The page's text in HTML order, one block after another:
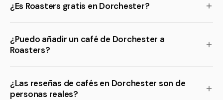
¿Es Roasters gratis en Dorchester?
¿Puedo añadir un café de Dorchester a
Roasters?
¿Las reseñas de cafés en Dorchester son de
personas reales?